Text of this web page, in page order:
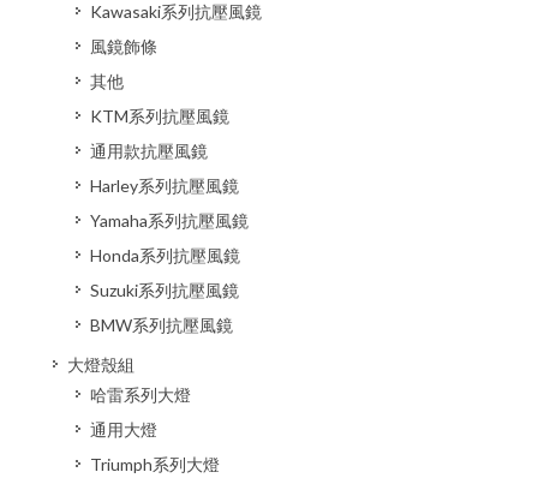
Kawasaki系列抗壓風鏡
風鏡飾條
其他
KTM系列抗壓風鏡
通用款抗壓風鏡
Harley系列抗壓風鏡
Yamaha系列抗壓風鏡
Honda系列抗壓風鏡
Suzuki系列抗壓風鏡
BMW系列抗壓風鏡
大燈殼組
哈雷系列大燈
通用大燈
Triumph系列大燈